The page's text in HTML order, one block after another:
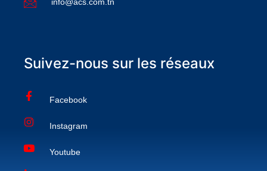
Suivez-nous sur les réseaux
Facebook
Instagram
Youtube